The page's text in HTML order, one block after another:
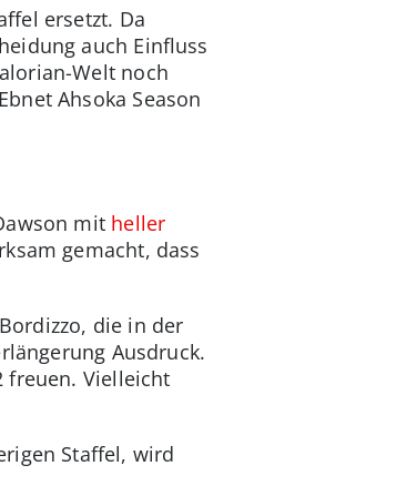
ersetzt. Da
auch Einfluss
Welt noch
Ahsoka Season
mit heller
gemacht, dass
die in der
Ausdruck.
freuen. Vielleicht
Staffel, wird